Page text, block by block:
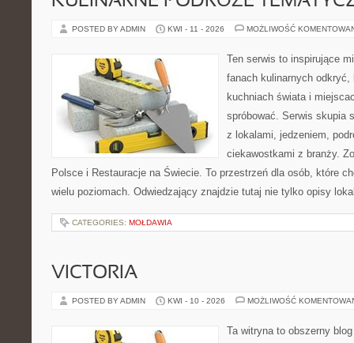
POSTED BY ADMIN KWI - 11 - 2026 MOŻLIWOŚĆ
Ten serwis to inspirujące
fanach kulinarnych
kuchniach świata i
spróbować. Serwis skupia
z lokalami, jedzeniem,
ciekawostkami z branży.
Polsce i Restauracje na Świecie. To przestrzeń dla osób, które
wielu poziomach. Odwiedzający znajdzie tutaj nie tylko opisy
CATEGORIES: MOŁDAWIA
VICTORIA
POSTED BY ADMIN KWI - 10 - 2026 MOŻLIWOŚĆ
Ta witryna to obszerny